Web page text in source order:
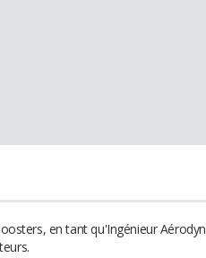
en tant qu'Ingénieur